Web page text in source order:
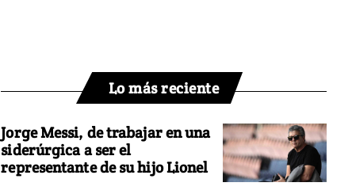
Lo más reciente
Jorge Messi, de trabajar en una
siderúrgica a ser el
representante de su hijo Lionel